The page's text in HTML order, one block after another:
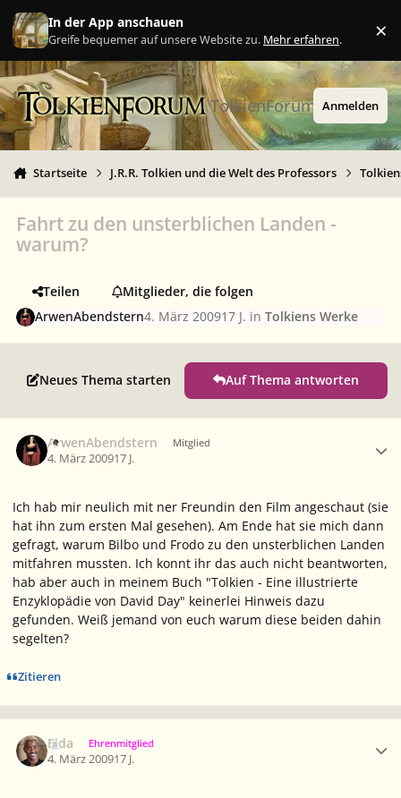
Zu Inhalt springen
In der App anschauen
Greife bequemer auf unsere Website zu. Mehr erfahren. ×
TolkienForum Anmelden
Startseite J.R.R. Tolkien und die Welt des Professors
Fahrt zu den unsterblichen Landen -
warum?
Teilen
Mitglieder, die folgen
ArwenAbendstern4. März 200917 J. inTolkiens Werke
Neues Thema starten Auf Thema antworten
ArwenAbendstern Mitglied
4. März 200917 J.
Ich hab mir neulich mit ner Freundin den Film angeschaut (sie
hat ihn zum ersten Mal gesehen). Am Ende hat sie mich dann
gefragt, warum Bilbo und Frodo zu den unsterblichen Landen
mitfahren mussten. Ich konnt ihr das auch nicht beantworten,
hab aber auch in meinem Buch "Tolkien - Eine illustrierte
Enzyklopädie von David Day" keinerlei Hinweis dazu
gefunden. Weiß jemand von euch warum diese beiden dahin
segelten?
Zitieren
Elda Ehrenmitglied
4. März 200917 J.